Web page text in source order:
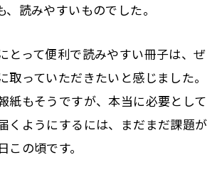
、読みやすいものでした。
とって便利で読みやすい冊子は、ぜ
取っていただきたいと感じました。
紙もそうですが、本当に必要として
くようにするには、まだまだ課題が
の頃です。